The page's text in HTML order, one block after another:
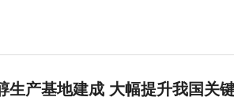
生产基地建成 大幅提升我国关